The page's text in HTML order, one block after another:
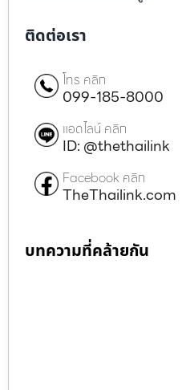
ติดต่อเรา
โทร คลิก
099-185-8000
แอดไลน์ คลิก
ID: @thethailink
Facebook คลิก
TheThailink.com
บทความที่คล้ายกัน